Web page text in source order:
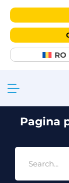
RO
Pagina